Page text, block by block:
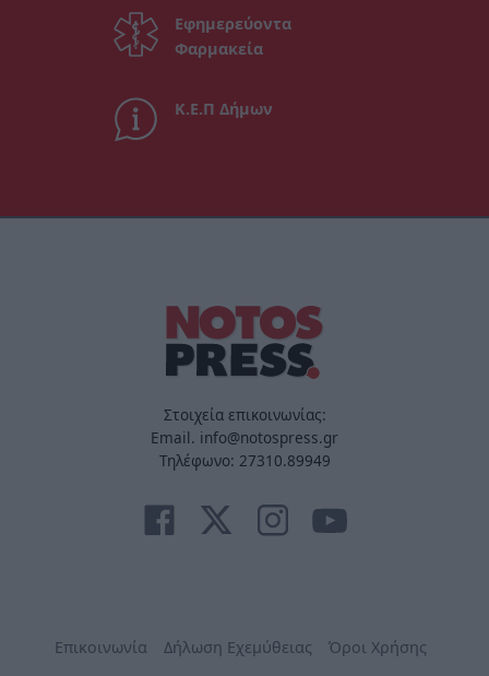
Εφημερεύοντα
Φαρμακεία
Κ.Ε.Π Δήμων
Στοιχεία επικοινωνίας:
Email. info@notospress.gr
Τηλέφωνο: 27310.89949
Επικοινωνία Δήλωση Εχεμύθειας Όροι Χρήσης